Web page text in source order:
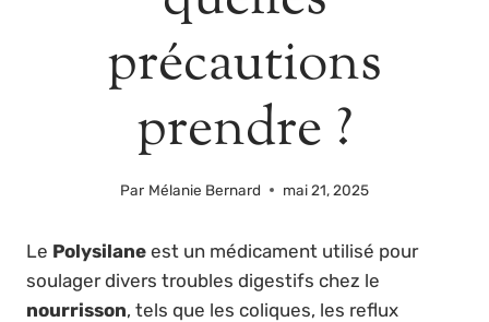
précautions
prendre ?
Par Mélanie Bernard mai 21, 2025
Le Polysilane est un médicament utilisé pour
soulager divers troubles digestifs chez le
nourrisson, tels que les coliques, les reflux